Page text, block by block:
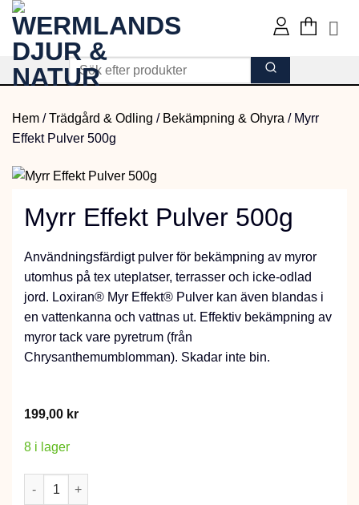
Skip
content
Hem /Trädgård & Odling / Bekämpning & Ohyra / Myrr
Effekt Pulver 500g
Myrr Effekt Pulver 500g
Användningsfärdigt pulver för bekämpning av myror
utomhus på tex uteplatser, terrasser och icke-odlad
jord. Loxiran® Myr Effekt® Pulver kan även blandas i
en vattenkanna och vattnas ut. Effektiv bekämpning av
myror tack vare pyretrum (från
Chrysanthemumblomman). Skadar inte bin.
199,00 kr
8 i lager
Myrr Effekt Pulver 500g mängd